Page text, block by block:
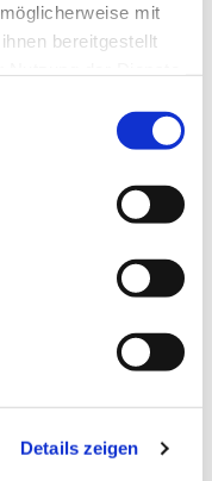
mit
bereitgestellt
Details zeigen